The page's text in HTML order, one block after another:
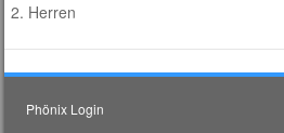
2. Herren
Phönix Login